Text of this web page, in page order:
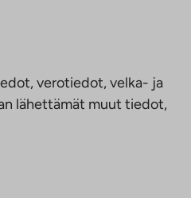
verotiedot, velka- ja
lähettämät muut tiedot,